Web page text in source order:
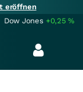
eröffnen
Dow Jones +0,25%